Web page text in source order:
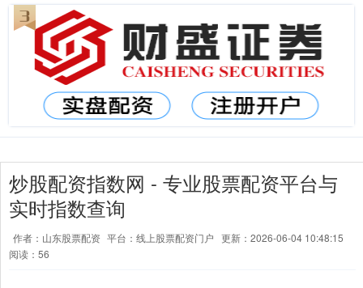
炒股配资指数网 - 专业股票配资平台与
实时指数查询
作者：山东股票配资 平台：线上股票配资门户 更新：2026-06-04 10:48:15
阅读：56